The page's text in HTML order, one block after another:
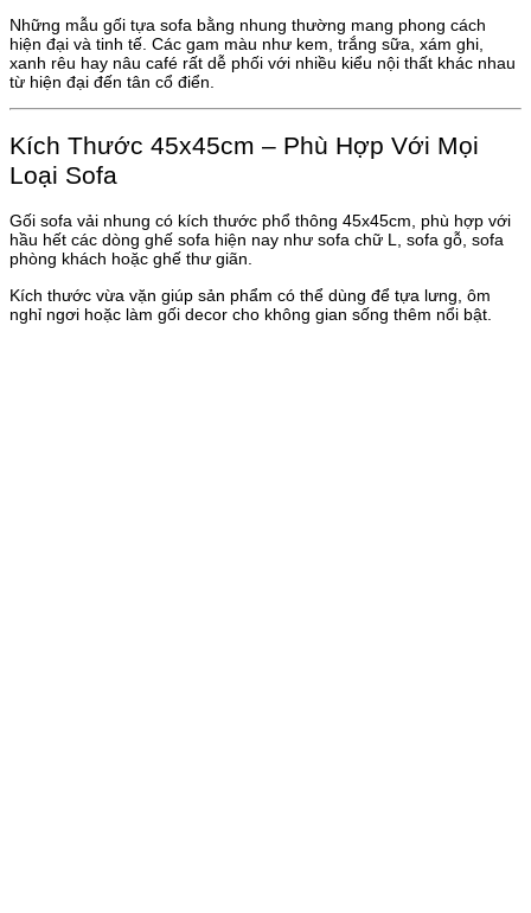
Những mẫu gối tựa sofa bằng nhung thường mang phong cách
hiện đại và tinh tế. Các gam màu như kem, trắng sữa, xám ghi,
xanh rêu hay nâu café rất dễ phối với nhiều kiểu nội thất khác nhau
từ hiện đại đến tân cổ điển.
Kích Thước 45x45cm – Phù Hợp Với Mọi
Loại Sofa
Gối sofa vải nhung có kích thước phổ thông 45x45cm, phù hợp với
hầu hết các dòng ghế sofa hiện nay như sofa chữ L, sofa gỗ, sofa
phòng khách hoặc ghế thư giãn.
Kích thước vừa vặn giúp sản phẩm có thể dùng để tựa lưng, ôm
nghỉ ngơi hoặc làm gối decor cho không gian sống thêm nổi bật.